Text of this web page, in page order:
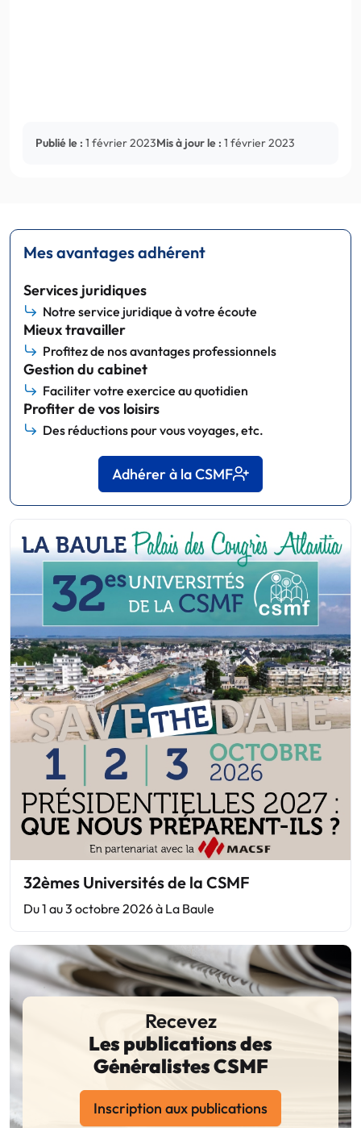
Publié le : 1 février 2023Mis à jour le : 1 février 2023
Mes avantages adhérent
Services juridiques
Notre service juridique à votre écoute
Mieux travailler
Profitez de nos avantages professionnels
Gestion du cabinet
Faciliter votre exercice au quotidien
Profiter de vos loisirs
Des réductions pour vous voyages, etc.
Adhérer à la CSMF
32èmes Universités de la CSMF
Du 1 au 3 octobre 2026 à La Baule
Recevez
Les publications des
Généralistes CSMF
Inscription aux publications